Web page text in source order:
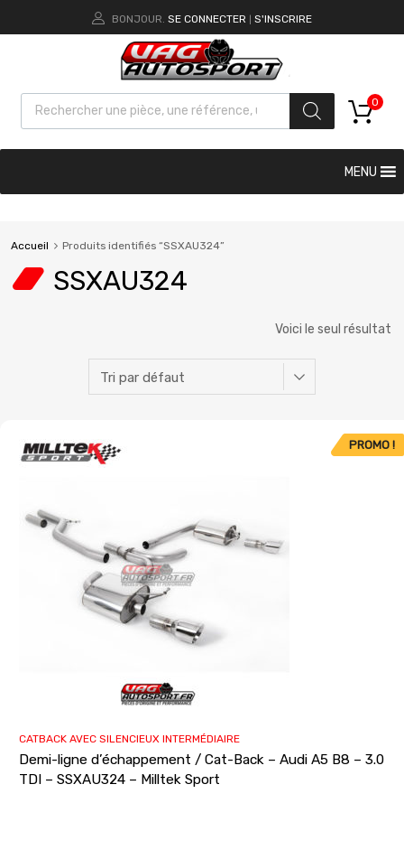
BONJOUR. SE CONNECTER S'INSCRIRE
0
MENU
Accueil Produits identifiés “SSXAU324”
SSXAU324
Voici le seul résultat
PROMO !
CATBACK AVEC SILENCIEUX INTERMÉDIAIRE
Demi-ligne d’échappement / Cat-Back – Audi A5 B8 – 3.0
TDI – SSXAU324 – Milltek Sport